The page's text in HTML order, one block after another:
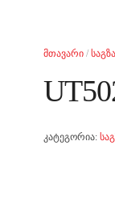
მთავარი /
კატეგორია: